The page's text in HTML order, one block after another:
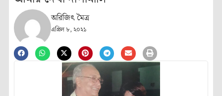
অরিজিৎ মৈত্র
এপ্রিল ৮, ২০২১